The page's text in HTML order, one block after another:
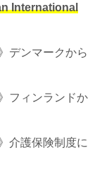
International
デンマークから
フィンランドか
介護保険制度に